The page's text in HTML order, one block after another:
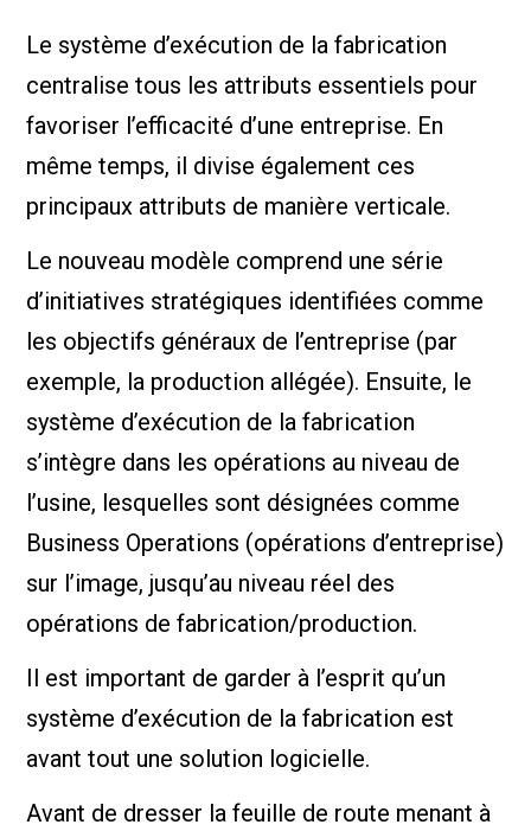
Le système d’exécution de la fabrication
centralise tous les attributs essentiels pour
favoriser l’efficacité d’une entreprise. En
même temps, il divise également ces
principaux attributs de manière verticale.
Le nouveau modèle comprend une série
d’initiatives stratégiques identifiées comme
les objectifs généraux de l’entreprise (par
exemple, la production allégée). Ensuite, le
système d’exécution de la fabrication
s’intègre dans les opérations au niveau de
l’usine, lesquelles sont désignées comme
Business Operations (opérations d’entreprise)
sur l’image, jusqu’au niveau réel des
opérations de fabrication/production.
Il est important de garder à l’esprit qu’un
système d’exécution de la fabrication est
avant tout une solution logicielle.
Avant de dresser la feuille de route menant à